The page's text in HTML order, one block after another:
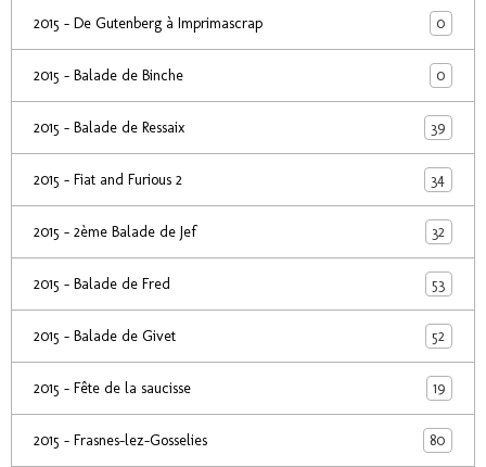
2015 - De Gutenberg à Imprimascrap 0
2015 - Balade de Binche 0
2015 - Balade de Ressaix 39
2015 - Fiat and Furious 2 34
2015 - 2ème Balade de Jef 32
2015 - Balade de Fred 53
2015 - Balade de Givet 52
2015 - Fête de la saucisse 19
2015 - Frasnes-lez-Gosselies 80